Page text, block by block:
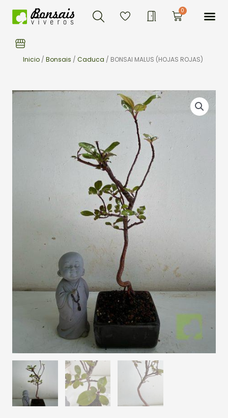
Buscar 0Carrito
Inicio / Bonsais / Caduca / BONSAI MALUS (HOJAS ROJAS)